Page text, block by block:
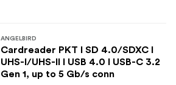
ANGELBIRD
Cardreader PKT I SD 4.0/SDXC I
UHS-I/UHS-II I USB 4.0 I USB-C 3.2
Gen 1, up to 5 Gb/s conn